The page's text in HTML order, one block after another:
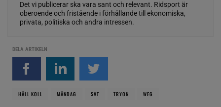
Det vi publicerar ska vara sant och relevant. Ridsport är
oberoende och fristående i förhållande till ekonomiska,
privata, politiska och andra intressen.
DELA ARTIKELN
HÅLL KOLL MÅNDAG SVT TRYON WEG